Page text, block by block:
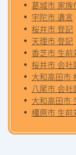
葛城市 家族
宇陀市 遺言
桜井市 登記
天理市 登記
香芝市 生前
桜井市 会社
大和高田市
八尾市 会社
大和高田市
橿原市 生前